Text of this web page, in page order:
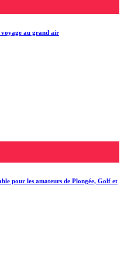
voyage au grand air
pour les amateurs de Plongée, Golf et